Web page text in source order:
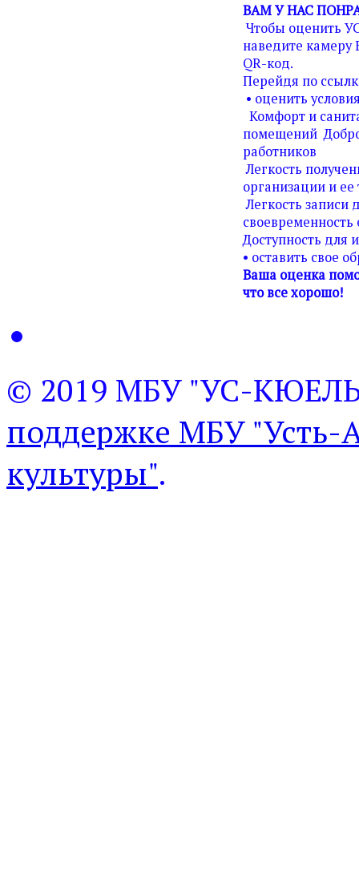
ВАМ У НАС
Чтобы оценить
наведите камеру
QR-код.
Перейдя по
• оценить
Комфорт и
помещений
работников
Легкость
организации и ее
Легкость записи
своевременность
Доступность для
• оставить свое
Ваша оценка
что все хорошо!
© 2019 МБУ "УС-
поддержке МБУ "Усть-
культуры".